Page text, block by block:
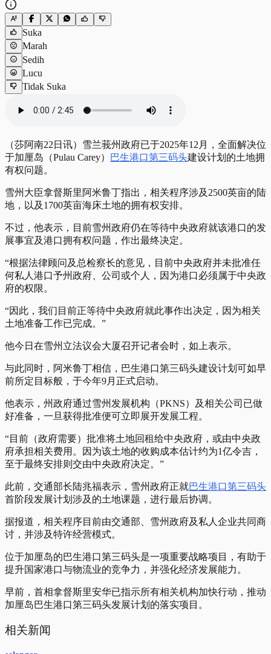
Suka
Marah
Sedih
Lucu
Tidak Suka
（莎阿南22日讯）雪兰莪州政府已于2025年12月，全面解决位
于加厘岛（Pulau Carey）
巴生港口第三码头建设计划的土地拥
有权问题。
雪州大臣拿督斯里阿米鲁丁指出，相关程序涉及2500英亩的陆
地，以及1700英亩海床土地的拥有权安排。
不过，他表示，目前雪州政府仍在等待中央政府就该港口的发
展事宜及港口拥有权问题，作出最终决定。
“根据法律顾问及总检察长的意见，目前中央政府并未批准任
何私人港口予州政府、公司或个人，因为港口必须属于中央政
府的权限。
“因此，我们目前正等待中央政府就此事作出决定，因为相关
土地准备工作已完成。”
他今日在雪州立法议会大厦召开记者会时，如上表示。
与此同时，阿米鲁丁相信，巴生港口第三码头建设计划可如早
前所定目标般，于今年9月正式启动。
他表示，州政府通过雪州发展机构（PKNS）及相关公司已做
好准备，一旦获得批准便可立即展开发展工程。
“目前（政府需要）批准将土地回租给中央政府，或由中央政
府承担相关费用。因为该土地的收购成本估计约为1亿令吉，
至于最终安排则交由中央政府决定。”
此前，交通部长陆兆福表示，雪州政府正就巴生港口第三码头
首阶段发展计划涉及的土地课题，进行最后协调。
据报道，相关程序目前由交通部、雪州政府及私人企业共同商
讨，并涉及特许经营模式。
位于加厘岛的巴生港口第三码头是一项重要战略项目，有助于
提升国家港口与物流业的竞争力，并强化经济发展能力。
早前，首相拿督斯里安华已指示所有相关机构加快行动，推动
加厘岛巴生港口第三码头发展计划的落实项目。
相关新闻